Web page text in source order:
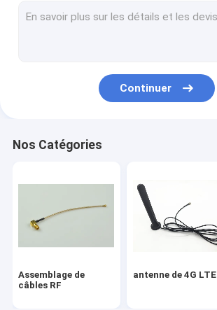
Antenne GPS de voiture
Connecteurs coaxiaux de rf
antenne d'intérieur de TVHD
Continuer
Nos Catégories
Assemblage de
câbles RF
antenne de 4G LTE